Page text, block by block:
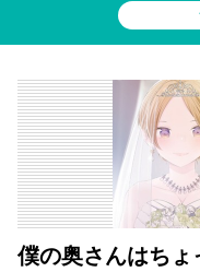
僕の奥さんはちょ